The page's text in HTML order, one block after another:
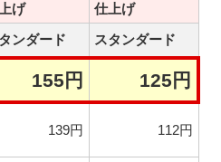
げ
仕上げ
ンダード スタンダード
155円 125円
139円 112円